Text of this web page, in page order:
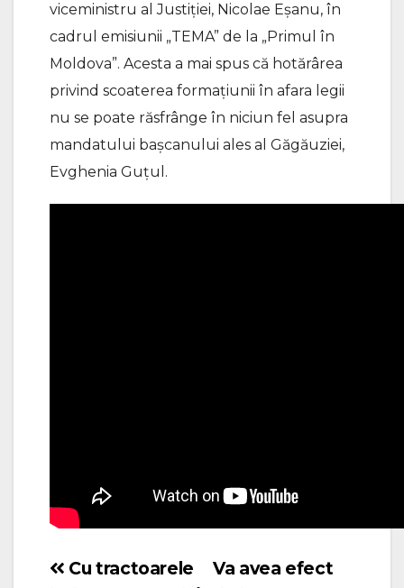
viceministru al Justiției, Nicolae Eșanu, în
cadrul emisiunii „TEMA” de la „Primul în
Moldova”. Acesta a mai spus că hotărârea
privind scoaterea formațiunii în afara legii
nu se poate răsfrânge în niciun fel asupra
mandatului bașcanului ales al Găgăuziei,
Evghenia Guțul.
Navigare
Va avea efect
Cu tractoarele